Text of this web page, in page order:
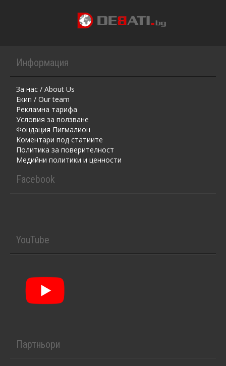
Информация
За нас / About Us
Екип / Our team
Рекламна тарифа
Условия за ползване
Фондация Пигмалион
Kоментaри под статиите
Политика за поверителност
Медийни политики и ценности
Facebook
YouTube
Партньори